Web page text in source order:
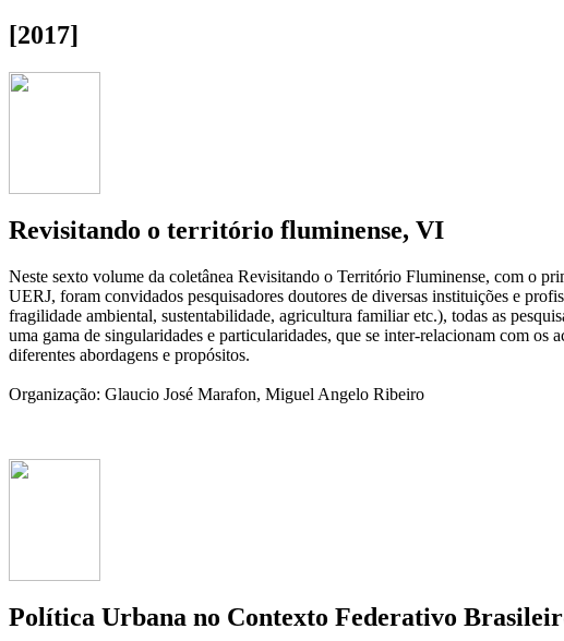
[2017]
Revisitando o território fluminense, VI
Neste sexto volume da coletânea Revisitando o Território Fluminense, com o
UERJ, foram convidados pesquisadores doutores de diversas instituições e
fragilidade ambiental, sustentabilidade, agricultura familiar etc.), todas as
uma gama de singularidades e particularidades, que se inter-relacionam com os
diferentes abordagens e propósitos.
Organização: Glaucio José Marafon, Miguel Angelo Ribeiro
Política Urbana no Contexto Federativo